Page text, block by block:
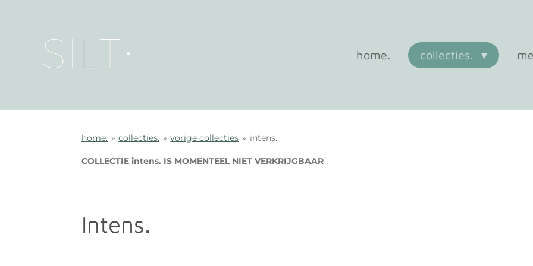
home. collecties.
home. » collecties. » vorige collecties » intens.
COLLECTIE intens. IS MOMENTEEL NIET VERKRIJGBAAR
Intens.